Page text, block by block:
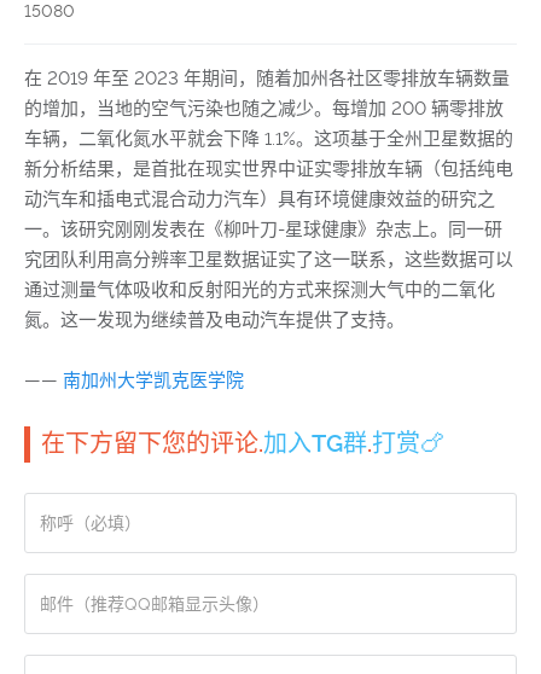
15080
在 2019 年至 2023 年期间，随着加州各社区零排放车辆数量
的增加，当地的空气污染也随之减少。每增加 200 辆零排放
车辆，二氧化氮水平就会下降 1.1%。这项基于全州卫星数据的
新分析结果，是首批在现实世界中证实零排放车辆（包括纯电
动汽车和插电式混合动力汽车）具有环境健康效益的研究之
一。该研究刚刚发表在《柳叶刀-星球健康》杂志上。同一研
究团队利用高分辨率卫星数据证实了这一联系，这些数据可以
通过测量气体吸收和反射阳光的方式来探测大气中的二氧化
氮。这一发现为继续普及电动汽车提供了支持。
—— 南加州大学凯克医学院
在下方留下您的评论.加入TG群.打赏🍗